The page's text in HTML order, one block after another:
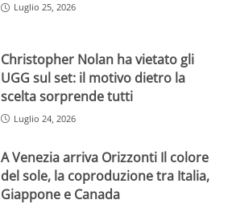
Luglio 25, 2026
Christopher Nolan ha vietato gli
UGG sul set: il motivo dietro la
scelta sorprende tutti
Luglio 24, 2026
A Venezia arriva Orizzonti Il colore
del sole, la coproduzione tra Italia,
Giappone e Canada